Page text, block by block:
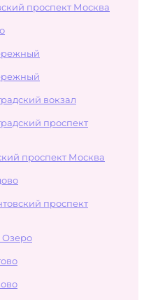
проспект Москва
вокзал
проспект
проспект Москва
проспект
Озеро